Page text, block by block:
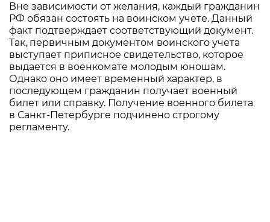
Вне зависимости от желания, каждый гражданин
РФ обязан состоять на воинском учете. Данный
факт подтверждает соответствующий документ.
Так, первичным документом воинского учета
выступает приписное свидетельство, которое
выдается в военкомате молодым юношам.
Однако оно имеет временный характер, в
последующем гражданин получает военный
билет или справку. Получение военного билета
в Санкт-Петербурге подчинено строгому
регламенту.